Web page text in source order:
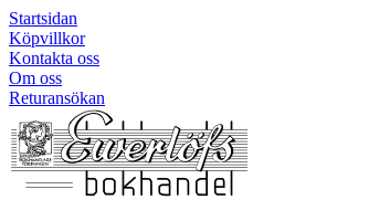
Startsidan
Köpvillkor
Kontakta oss
Om oss
Returansökan